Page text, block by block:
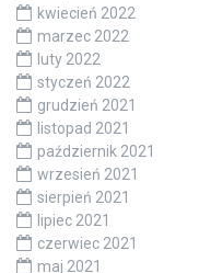
kwiecień 2022
marzec 2022
luty 2022
styczeń 2022
grudzień 2021
listopad 2021
październik 2021
wrzesień 2021
sierpień 2021
lipiec 2021
czerwiec 2021
maj 2021